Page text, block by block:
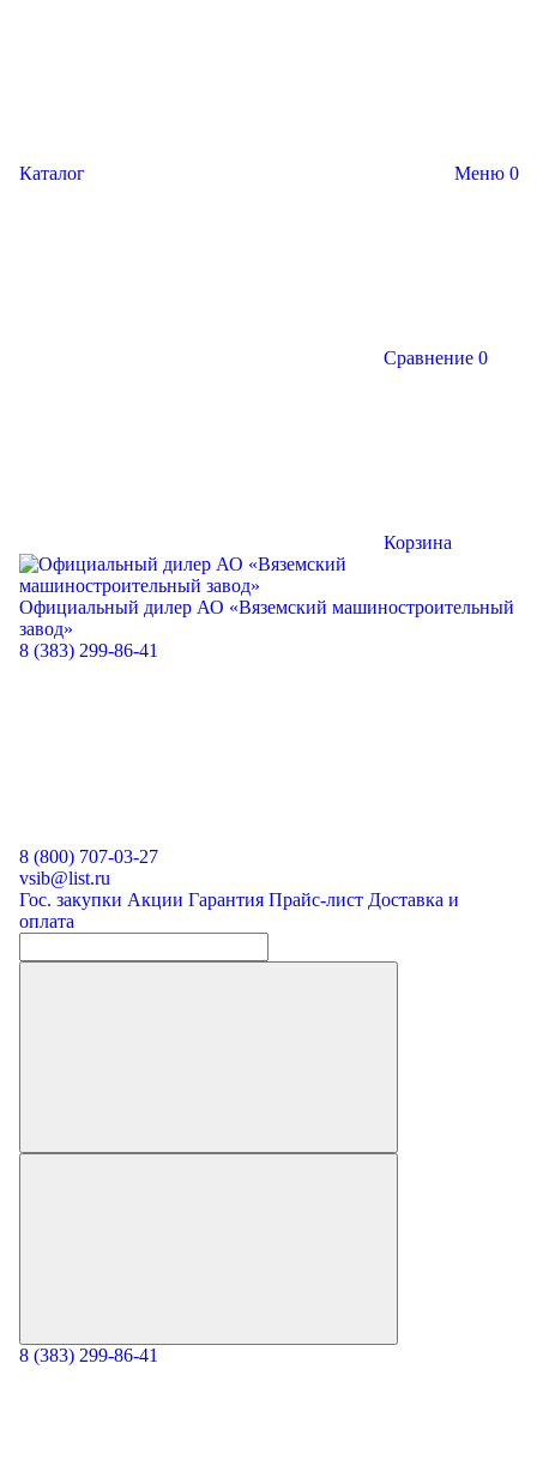
Каталог Меню 0
Сравнение 0
Корзина
Официальный дилер АО «Вяземский машиностроительный
завод»
8 (383) 299-86-41
8 (800) 707-03-27
vsib@list.ru
Гос. закупки Акции Гарантия Прайс-лист Доставка и
оплата
8 (383) 299-86-41